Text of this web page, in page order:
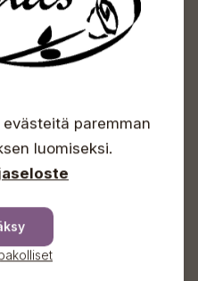
paremman
luomiseksi.